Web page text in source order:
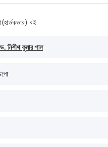
বই
নিশীথ কুমার পাল